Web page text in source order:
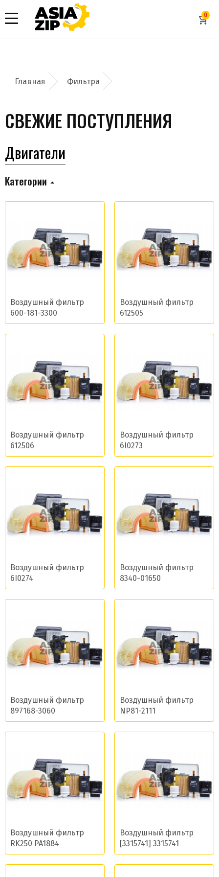
0
Даю согласие на обработку моих данных и
получение новостей
Фильтра
СВЕЖИЕ ПОСТУПЛЕНИЯ
Двигатели
Категории
Воздушный фильтр
600-181-3300
Воздушный фильтр
612505
Воздушный фильтр
612506
Воздушный фильтр
6I0273
Воздушный фильтр
6I0274
Воздушный фильтр
8340-01650
Воздушный фильтр
897168-3060
Воздушный фильтр
NP81-2111
Воздушный фильтр
RK250 PA1884
Воздушный фильтр
[3315741] 3315741